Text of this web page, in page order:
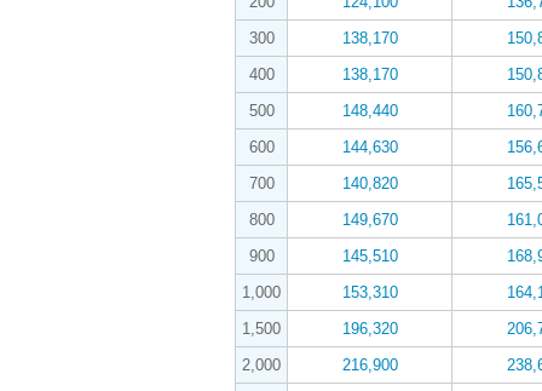
300
138,170
400
138,170
500
148,440
600
144,630
700
140,820
800
149,670
900
145,510
1,000
153,310
1,500
196,320
2,000
216,900